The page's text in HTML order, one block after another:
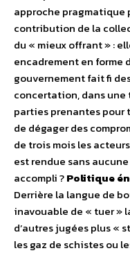
approche pragmatique
contribution de la
du « mieux offrant » :
encadrement en forme
gouvernement fait fi
concertation, dans
parties prenantes
de dégager des
de trois mois les
est rendue sans
accompli ?Politique
Derrière la langue de
inavouable de « tuer »
d’autres jugées plus «
les gaz de schistes ou